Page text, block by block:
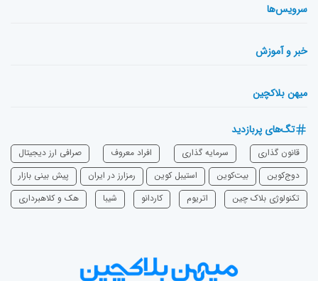
سرویس‌ها
خبر و آموزش
میهن بلاکچین
تگ‌های پربازدید
قانون گذاری سرمایه‌ گذاری افراد معروف
صرافی ارز دیجیتال
دوج‌کوین
بیت‌کوین استیبل کوین رمزارز در ایران
پیش بینی بازار
تکنولوژی بلاک چین
اتریوم ‌کاردانو شیبا هک و کلاهبرداری